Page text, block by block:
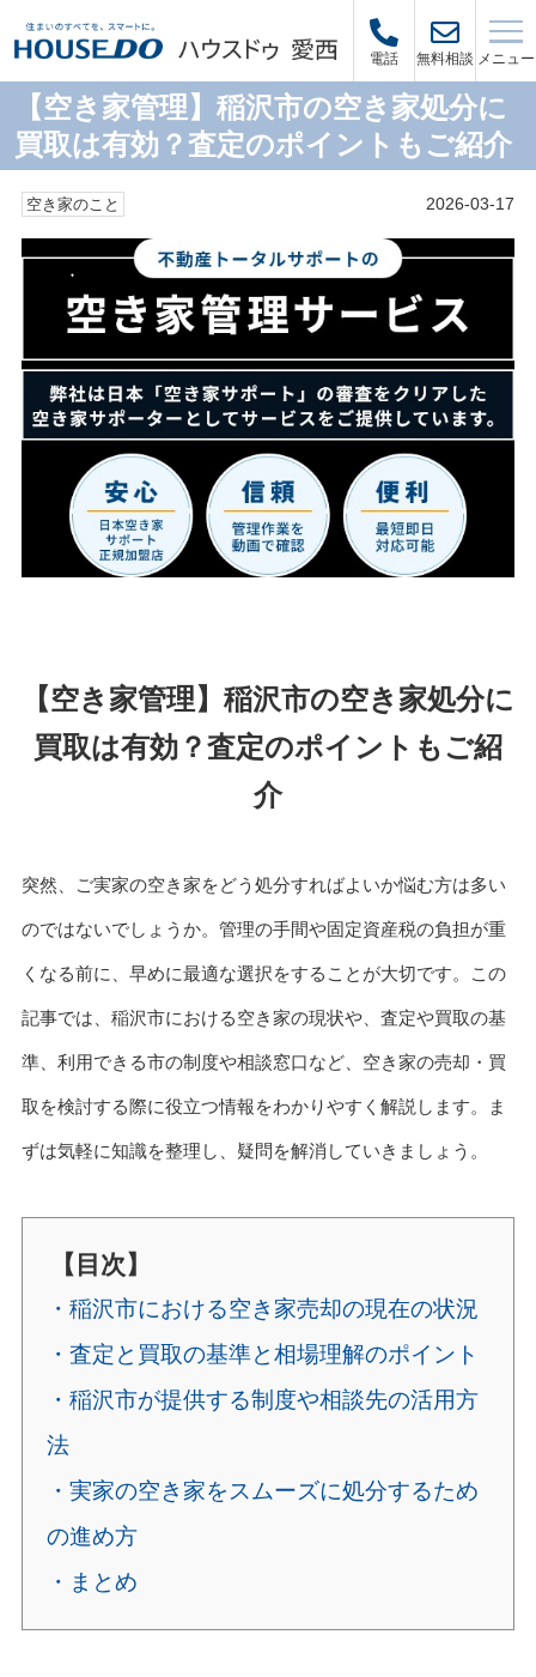
電話 無料相談 メニュー
【空き家管理】稲沢市の空き家処分に
買取は有効？査定のポイントもご紹介
空き家のこと 2026-03-17
【空き家管理】稲沢市の空き家処分に
買取は有効？査定のポイントもご紹
介
突然、ご実家の空き家をどう処分すればよいか悩む方は多い
のではないでしょうか。管理の手間や固定資産税の負担が重
くなる前に、早めに最適な選択をすることが大切です。この
記事では、稲沢市における空き家の現状や、査定や買取の基
準、利用できる市の制度や相談窓口など、空き家の売却・買
取を検討する際に役立つ情報をわかりやすく解説します。ま
ずは気軽に知識を整理し、疑問を解消していきましょう。
【目次】
・稲沢市における空き家売却の現在の状況
・査定と買取の基準と相場理解のポイント
・稲沢市が提供する制度や相談先の活用方
法
・実家の空き家をスムーズに処分するため
の進め方
・まとめ